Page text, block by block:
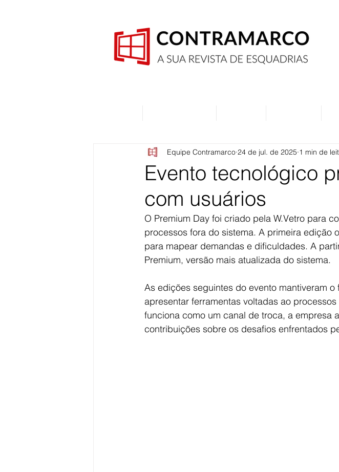
Evento tecnológico
com usuários
Equipe Contramarco 24 de jul. de 2025 1 min de
O Premium Day foi criado pela W.Vetro para
processos fora do sistema. A primeira edição
para mapear demandas e dificuldades. A
Premium, versão mais atualizada do sistema.
As edições seguintes do evento mantiveram
apresentar ferramentas voltadas ao
funciona como um canal de troca, a empresa
contribuições sobre os desafios enfrentados